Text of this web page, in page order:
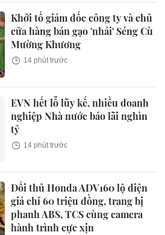
Khởi tố giám đốc công ty và chủ
cửa hàng bán gạo 'nhái' Séng Cù
Mường Khương
14 phút trước
EVN hết lỗ lũy kế, nhiều doanh
nghiệp Nhà nước báo lãi nghìn
tỷ
14 phút trước
Đối thủ Honda ADV160 lộ diện
giá chỉ 60 triệu đồng, trang bị
phanh ABS, TCS cùng camera
hành trình cực xịn